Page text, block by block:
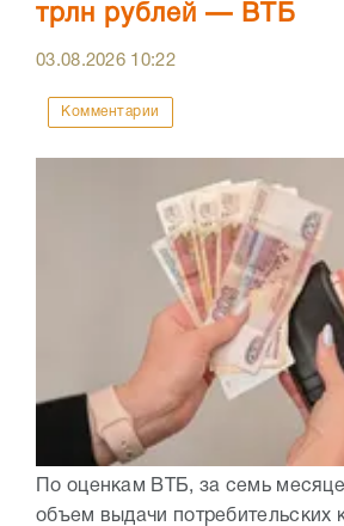
трлн рублей — ВТБ
03.08.2026 10:22
Комментарии
По оценкам ВТБ, за семь
объем выдачи потребительских